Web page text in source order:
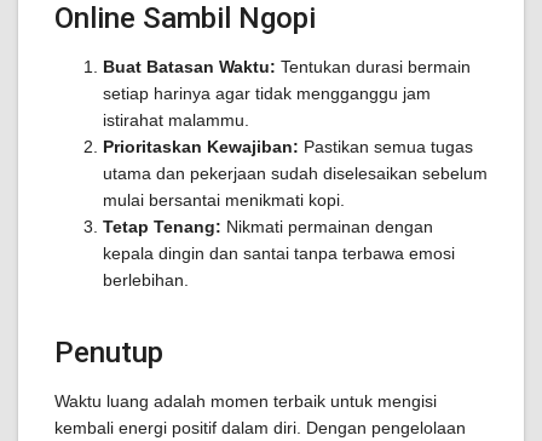
Online Sambil Ngopi
Buat Batasan Waktu: Tentukan durasi bermain
setiap harinya agar tidak mengganggu jam
istirahat malammu.
Prioritaskan Kewajiban: Pastikan semua tugas
utama dan pekerjaan sudah diselesaikan sebelum
mulai bersantai menikmati kopi.
Tetap Tenang: Nikmati permainan dengan
kepala dingin dan santai tanpa terbawa emosi
berlebihan.
Penutup
Waktu luang adalah momen terbaik untuk mengisi
kembali energi positif dalam diri. Dengan pengelolaan